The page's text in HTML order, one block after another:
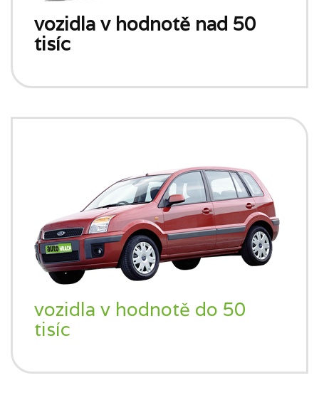
vozidla v hodnotě nad 50
tisíc
vozidla v hodnotě do 50
tisíc